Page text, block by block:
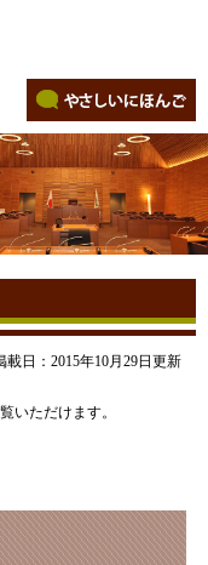
日：2015年10月29日更新
いただけます。